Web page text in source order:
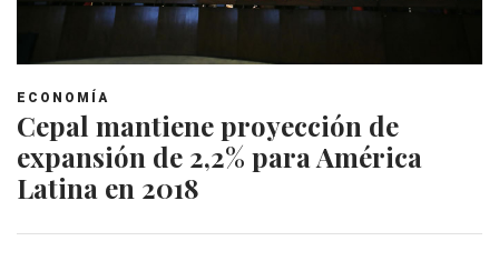
ECONOMÍA
Cepal mantiene proyección de
expansión de 2,2% para América
Latina en 2018